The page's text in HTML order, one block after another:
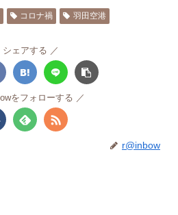
コロナ禍 羽田空港
シェアする
をフォローする
r@inbow